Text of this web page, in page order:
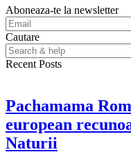
Aboneaza-te la newsletter
Cautare
Search
for:
Recent Posts
Pachamama
european
Naturii